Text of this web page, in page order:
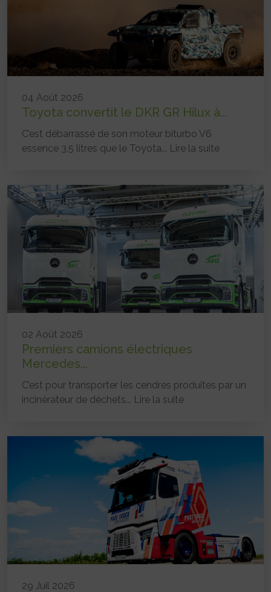
04 Août 2026
Toyota convertit le DKR GR Hilux à...
C’est débarrassé de son moteur biturbo V6
essence 3,5 litres que le Toyota... Lire la suite
02 Août 2026
Premiers camions électriques
Mercedes...
C’est pour transporter les cendres produites par un
incinérateur de déchets... Lire la suite
29 Juil 2026